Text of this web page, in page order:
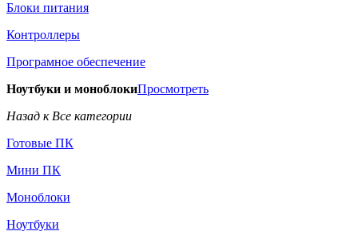
Блоки питания
Контроллеры
Програмное обеспечение
Ноутбуки и моноблокиПросмотреть
Назад к Все категории
Готовые ПК
Мини ПК
Моноблоки
Ноутбуки